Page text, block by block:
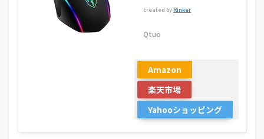
created byRinker
Qtuo
Amazon
楽天市場
Yahooショッピング